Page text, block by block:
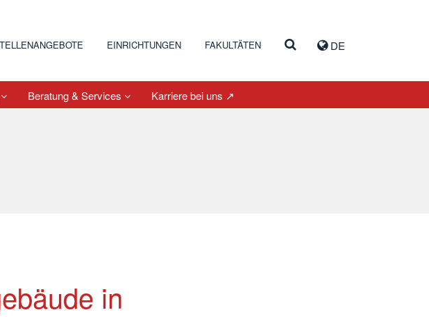
DE
EINRICHTUNGEN FAKULTÄTEN
Beratung & Services Karriere bei uns ↗
in